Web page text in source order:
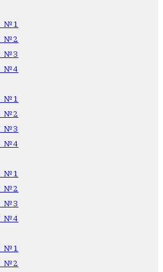
№1
№2
№3
№4
№1
№2
№3
№4
№1
№2
№3
№4
№1
№2